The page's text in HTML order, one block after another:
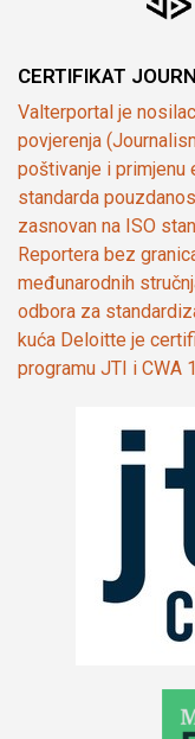
CERTIFIKAT
Valterportal je
povjerenja
poštivanje i primjenu
standarda
zasnovan na ISO
Reportera bez
međunarodnih
odbora za
kuća Deloitte je
programu JTI i CWA